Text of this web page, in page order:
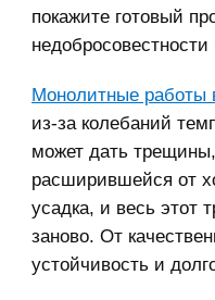
покажите готовый
Монолитные работы
из-за колебаний
может дать
расширившейся от
усадка, и весь этот
заново. От
устойчивость и